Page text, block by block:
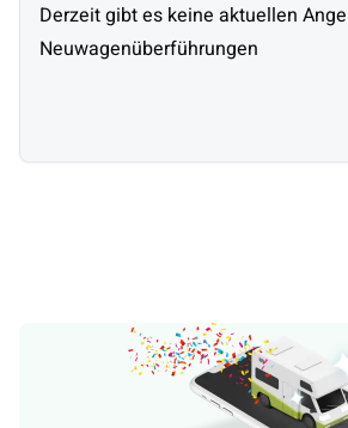
Derzeit gibt es keine aktuellen
Neuwagenüberführungen